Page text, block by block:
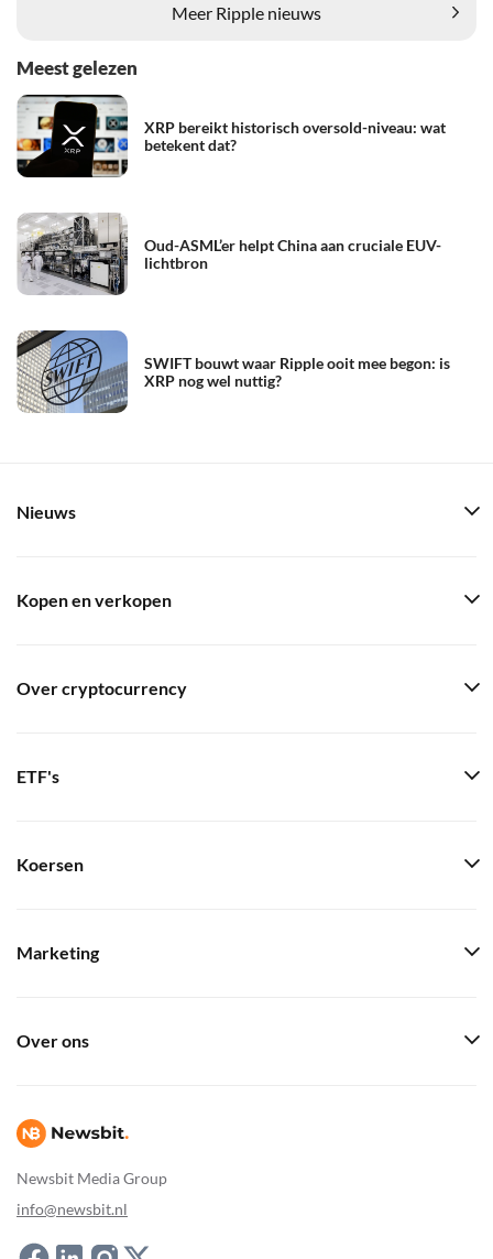
Meer Ripple nieuws
Meest gelezen
XRP bereikt historisch oversold-niveau: wat
betekent dat?
Oud-ASML’er helpt China aan cruciale EUV-
lichtbron
SWIFT bouwt waar Ripple ooit mee begon: is
XRP nog wel nuttig?
Newsbit Media Group
info@newsbit.nl
Nieuws
Kopen en verkopen
Over cryptocurrency
ETF's
Koersen
Marketing
Over ons